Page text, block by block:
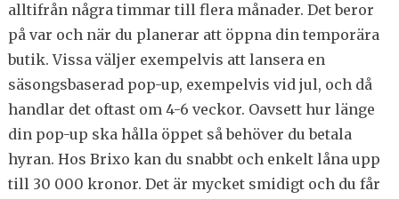
alltifrån några timmar till flera månader. Det beror
på var och när du planerar att öppna din temporära
butik. Vissa väljer exempelvis att lansera en
säsongsbaserad pop-up, exempelvis vid jul, och då
handlar det oftast om 4-6 veckor. Oavsett hur länge
din pop-up ska hålla öppet så behöver du betala
hyran. Hos Brixo kan du snabbt och enkelt låna upp
till 30 000 kronor. Det är mycket smidigt och du får